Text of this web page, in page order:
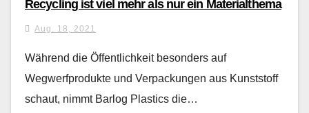
Recycling ist viel mehr als nur ein Materialthema
Aug. 18, 2021
Während die Öffentlichkeit besonders auf
Wegwerfprodukte und Verpackungen aus Kunststoff
schaut, nimmt Barlog Plastics die…